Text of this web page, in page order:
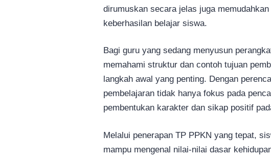
dirumuskan secara jelas juga
keberhasilan belajar siswa.
Bagi guru yang sedang menyusun
memahami struktur dan contoh tujuan
langkah awal yang penting. Dengan
pembelajaran tidak hanya fokus pada
pembentukan karakter dan sikap positif
Melalui penerapan TP PPKN yang tepat,
mampu mengenal nilai-nilai dasar